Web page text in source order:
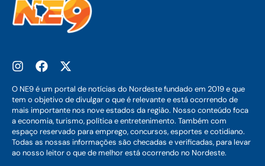
O NE9 é um portal de notícias do Nordeste fundado em 2019 e que
tem o objetivo de divulgar o que é relevante e está ocorrendo de
mais importante nos nove estados da região. Nosso conteúdo foca
a economia, turismo, política e entretenimento. Também com
espaço reservado para emprego, concursos, esportes e cotidiano.
Todas as nossas informações são checadas e verificadas, para levar
ao nosso leitor o que de melhor está ocorrendo no Nordeste.